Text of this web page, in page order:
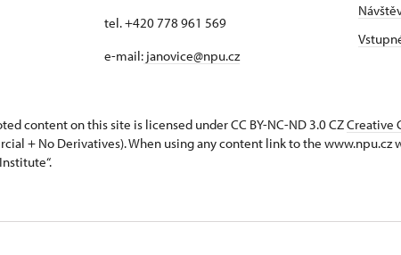
tel. +420 778 961 569
e-mail: janovice@npu.cz
content on this site is licensed under CC BY-NC-ND 3.0 CZCreative
+ No Derivatives). When using any content link to the www.npu.cz